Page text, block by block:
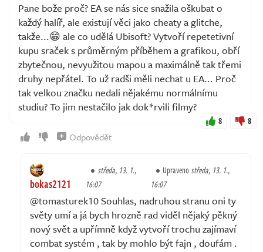
Pane bože proč? EA se nás sice snažila oškubat o
každý halíř, ale existují věci jako cheaty a glitche,
takže...😁 ale co udělá Ubisoft? Vytvoří repetetivní
kupu sraček s průměrným příběhem a grafikou, obří
zbytečnou, nevyužitou mapou a maximálně tak třemi
druhy nepřátel. To už radši měli nechat u EA... Proč
tak velkou značku nedali nějakému normálnímu
studiu? To jim nestačilo jak dok*rvili filmy?
8 8
Odpovědět
bokas2121
středa, 13. 1.,
16:07
Upravenostředa, 13. 1.,
16:07
@tomasturek10 Souhlas, nadruhou stranu oni ty
světy umí a já bych hrozně rad viděl nějaký pěkný
nový svět a upřímně když vytvoří trochu zajímaví
combat systém , tak by mohlo být fajn , doufám .